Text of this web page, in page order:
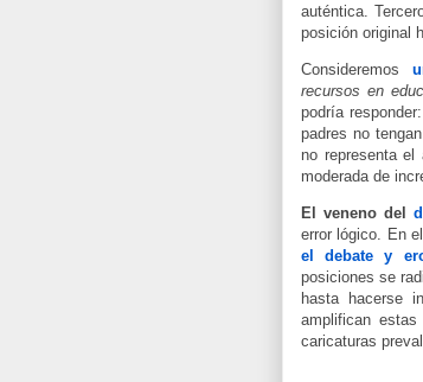
auténtica.
posición original
Consideremos
recursos en
podría
padres no
no representa
moderada de
El veneno del
error lógico. En
el debate y
posiciones se
hasta hacerse
amplifican
caricaturas